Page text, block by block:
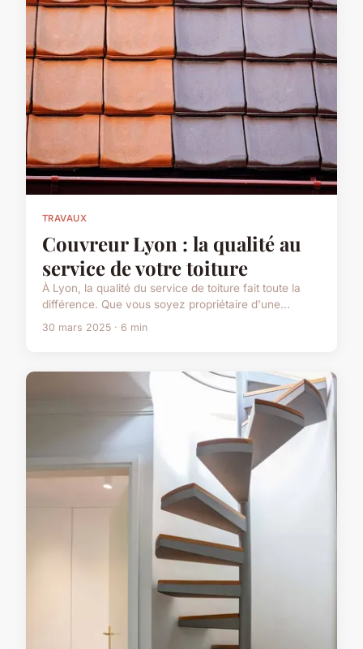
TRAVAUX
Couvreur Lyon : la qualité au
service de votre toiture
À Lyon, la qualité du service de toiture fait toute la
différence. Que vous soyez propriétaire d'une...
30 mars 2025 · 6 min